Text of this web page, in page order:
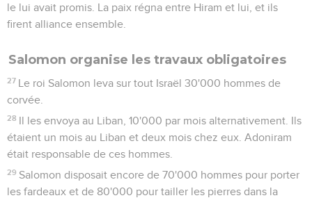
le lui avait promis. La paix régna entre Hiram et lui, et ils
firent alliance ensemble.
Salomon organise les travaux obligatoires
27 Le roi Salomon leva sur tout Israël 30'000 hommes de
corvée.
28 Il les envoya au Liban, 10'000 par mois alternativement. Ils
étaient un mois au Liban et deux mois chez eux. Adoniram
était responsable de ces hommes.
29 Salomon disposait encore de 70'000 hommes pour porter
les fardeaux et de 80'000 pour tailler les pierres dans la